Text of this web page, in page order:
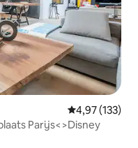
Gemiddelde
4,97 (133)
Huis gelijkvloers terras+parkeerplaats Parijs<>Disney